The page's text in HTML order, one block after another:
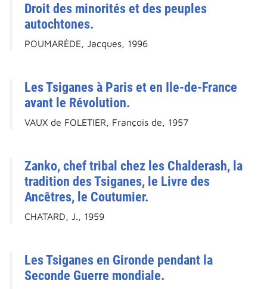
Droit des minorités et des peuples
autochtones.
POUMARÈDE, Jacques, 1996
Les Tsiganes à Paris et en Ile-de-France
avant le Révolution.
VAUX de FOLETIER, François de, 1957
Zanko, chef tribal chez les Chalderash, la
tradition des Tsiganes, le Livre des
Ancêtres, le Coutumier.
CHATARD, J., 1959
Les Tsiganes en Gironde pendant la
Seconde Guerre mondiale.